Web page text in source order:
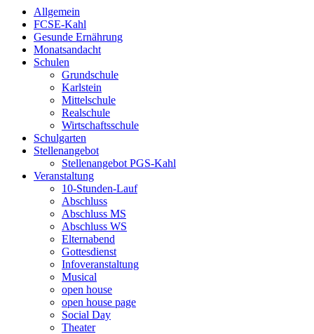
Allgemein
FCSE-Kahl
Gesunde Ernährung
Monatsandacht
Schulen
Grundschule
Karlstein
Mittelschule
Realschule
Wirtschaftsschule
Schulgarten
Stellenangebot
Stellenangebot PGS-Kahl
Veranstaltung
10-Stunden-Lauf
Abschluss
Abschluss MS
Abschluss WS
Elternabend
Gottesdienst
Infoveranstaltung
Musical
open house
open house page
Social Day
Theater